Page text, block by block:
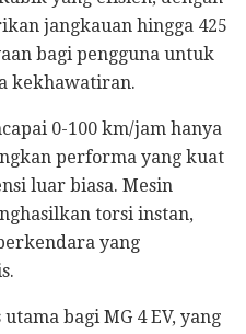
jangkauan hingga 425
bagi pengguna untuk
kekhawatiran.
0-100 km/jam hanya
performa yang kuat
luar biasa. Mesin
torsi instan,
yang
bagi MG 4 EV, yang